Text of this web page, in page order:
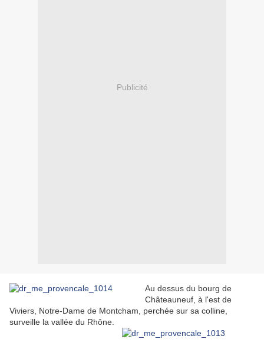
Publicité
Au dessus du bourg de
Châteauneuf, à l'est de
Viviers, Notre-Dame de Montcham, perchée sur sa colline,
surveille la vallée du Rhône.